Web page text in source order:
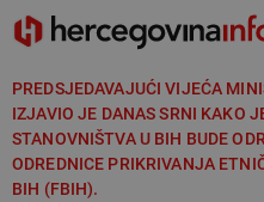
PREDSJEDAVAJUĆI VIJEĆA
IZJAVIO JE DANAS SRNI KAKO
STANOVNIŠTVA U BIH BUDE
ODREDNICE PRIKRIVANJA
BIH (FBIH).